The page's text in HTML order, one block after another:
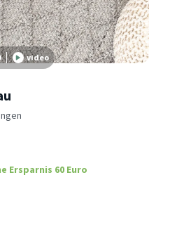
video
Ersparnis 60 Euro